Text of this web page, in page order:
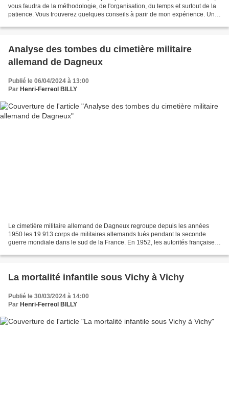
vous faudra de la méthodologie, de l'organisation, du temps et surtout de la
patience. Vous trouverez quelques conseils à parir de mon expérience. Un
Analyse des tombes du cimetière militaire
allemand de Dagneux
Publié le 06/04/2024 à 13:00
Par Henri-Ferreol BILLY
Le cimetière militaire allemand de Dagneux regroupe depuis les années
1950 les 19 913 corps de militaires allemands tués pendant la seconde
guerre mondiale dans le sud de la France. En 1952, les autorités françaises
La mortalité infantile sous Vichy à Vichy
Publié le 30/03/2024 à 14:00
Par Henri-Ferreol BILLY